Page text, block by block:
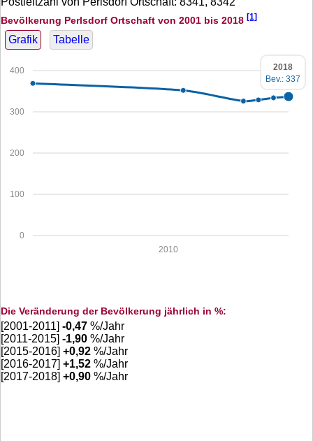
Bevölkerung Perlsdorf Ortschaft von 2001 bis 2018 [1]
Grafik Tabelle
0
100
200
300
400
2010
2018
Bev.: 337
Die Veränderung der Bevölkerung jährlich in %:
[2001-2011] -0,47 %/Jahr
[2011-2015] -1,90 %/Jahr
[2015-2016] +0,92 %/Jahr
[2016-2017] +1,52 %/Jahr
[2017-2018] +0,90 %/Jahr